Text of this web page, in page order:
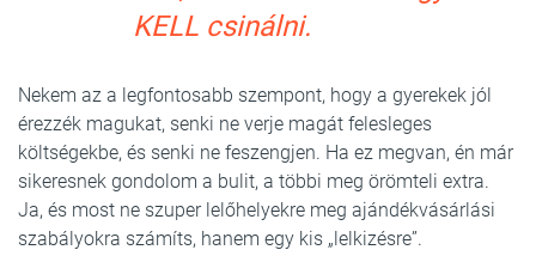
KELL csinálni.
Nekem az a legfontosabb szempont, hogy a gyerekek jól
érezzék magukat, senki ne verje magát felesleges
költségekbe, és senki ne feszengjen. Ha ez megvan, én már
sikeresnek gondolom a bulit, a többi meg örömteli extra.
Ja, és most ne szuper lelőhelyekre meg ajándékvásárlási
szabályokra számíts, hanem egy kis „lelkizésre”.